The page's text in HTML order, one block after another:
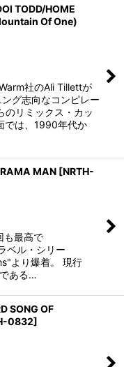
TODD/HOME
Of One)
社のAli Tillettが
グ志向なコンピレー
のリミックス・カッ
では、1990年代か
MAN [NRTH-
も最高で
ベル・シリー
より爆着。 現行
ある…
SONG OF
0832]